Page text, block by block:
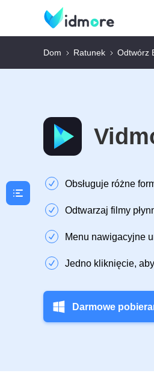
Dom Ratunek Odtwórz
Obsługuje różne
Odtwarzaj filmy
Menu nawigacyjne
Jedno kliknięcie,
Darmowe